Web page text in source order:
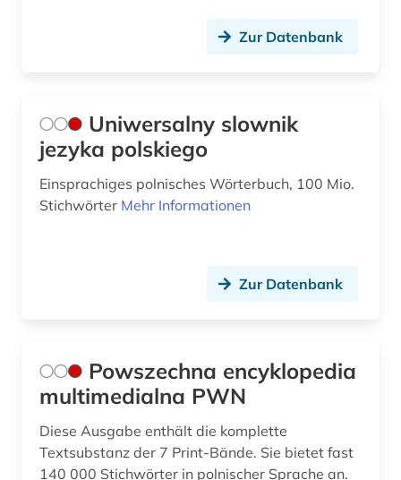
Zur Datenbank
Uniwersalny slownik
jezyka polskiego
Einsprachiges polnisches Wörterbuch, 100 Mio.
Stichwörter Mehr Informationen
Zur Datenbank
Powszechna encyklopedia
multimedialna PWN
Diese Ausgabe enthält die komplette
Textsubstanz der 7 Print-Bände. Sie bietet fast
140 000 Stichwörter in polnischer Sprache an.